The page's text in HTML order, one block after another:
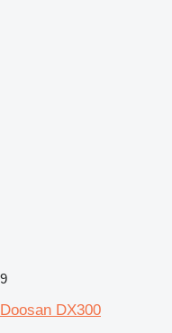
9
Doosan DX300